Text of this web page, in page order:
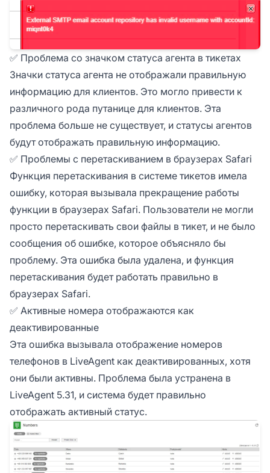
✅ Проблема со значком статуса агента в тикетах
Значки статуса агента не отображали правильную
информацию для клиентов. Это могло привести к
различного рода путанице для клиентов. Эта
проблема больше не существует, и статусы агентов
будут отображать правильную информацию.
✅ Проблемы с перетаскиванием в браузерах Safari
Функция перетаскивания в системе тикетов имела
ошибку, которая вызывала прекращение работы
функции в браузерах Safari. Пользователи не могли
просто перетаскивать свои файлы в тикет, и не было
сообщения об ошибке, которое объясняло бы
проблему. Эта ошибка была удалена, и функция
перетаскивания будет работать правильно в
браузерах Safari.
✅ Активные номера отображаются как
деактивированные
Эта ошибка вызывала отображение номеров
телефонов в LiveAgent как деактивированных, хотя
они были активны. Проблема была устранена в
LiveAgent 5.31, и система будет правильно
отображать активный статус.